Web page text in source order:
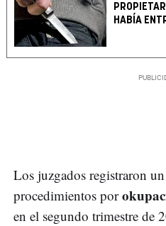
HABÍA
Los juzgados registraron
procedimientos por
en el segundo trimestre de